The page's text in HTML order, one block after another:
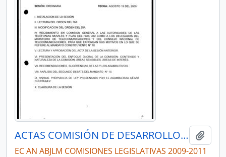
ACTAS COMISIÓN DE DESARROLLO ECONÓMICO, PRODUCTIVO Y LA MICROEMPRESA
EC AN ABJLM COMISIONES LEGISLATIVAS 2009-2011